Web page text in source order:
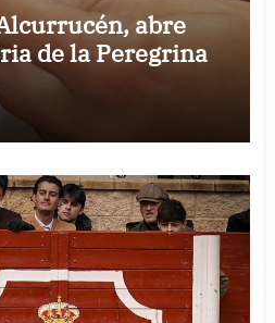
abre
de la Peregrina